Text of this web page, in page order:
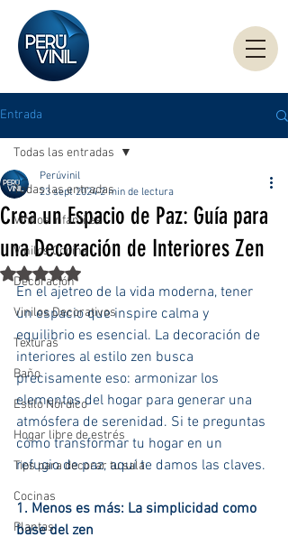
Entrada
Todas las entradas
Vinilos Infantiles
Vinilos Cocina
Decoración
Vinilos Decorativos
Texturas
Baño
Estilo Nórdico
Hogar libre de estrés
Tips para decorar tu sala
Cocinas
Plantas
Todas las entradas
Crea un Espacio de Paz: Guía para
una Decoración de Interiores Zen
Perúvinil
23 sept 2024 2 min de lectura
Obtuvo NaN de 5 estrellas.
En el ajetreo de la vida moderna, tener
un espacio que inspire calma y
equilibrio es esencial. La decoración de
interiores al estilo zen busca
precisamente eso: armonizar los
elementos del hogar para generar una
atmósfera de serenidad. Si te preguntas
cómo transformar tu hogar en un
refugio de paz, aquí te damos las claves.
1. Menos es más: La simplicidad como
base del zen